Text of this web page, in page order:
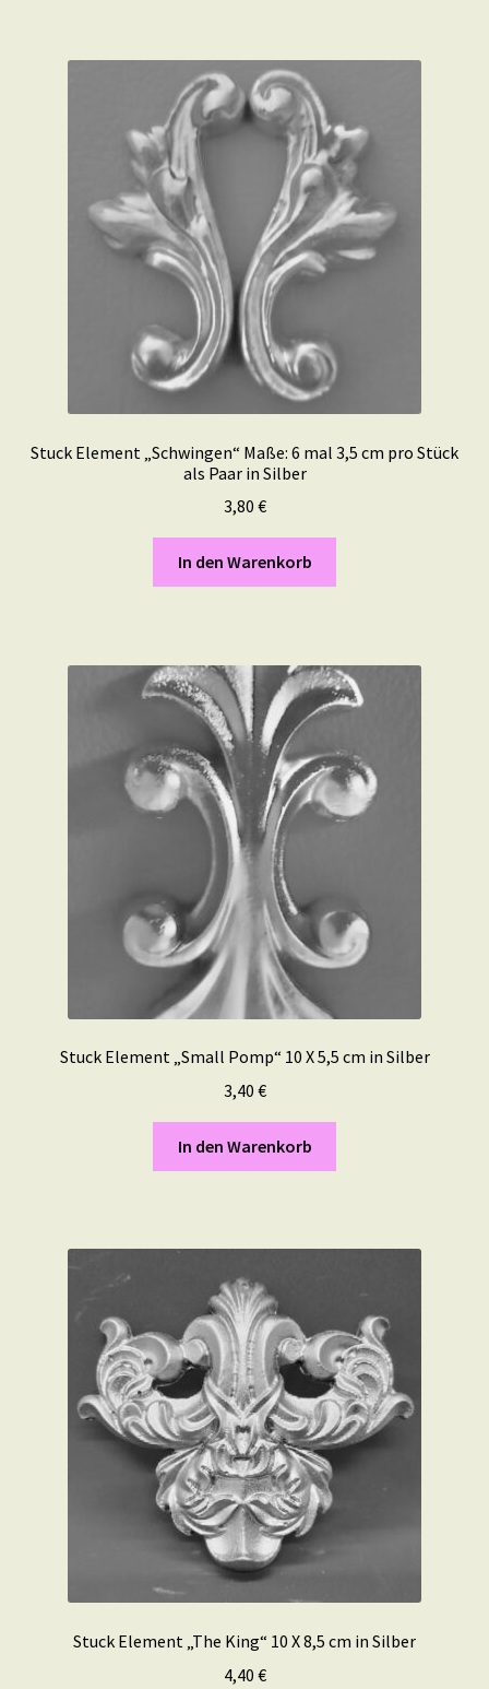
Stuck Element „Schwingen“ Maße: 6 mal 3,5 cm pro Stück
als Paar in Silber
3,80 €
In den Warenkorb
Stuck Element „Small Pomp“ 10 X 5,5 cm in Silber
3,40 €
In den Warenkorb
Stuck Element „The King“ 10 X 8,5 cm in Silber
4,40 €